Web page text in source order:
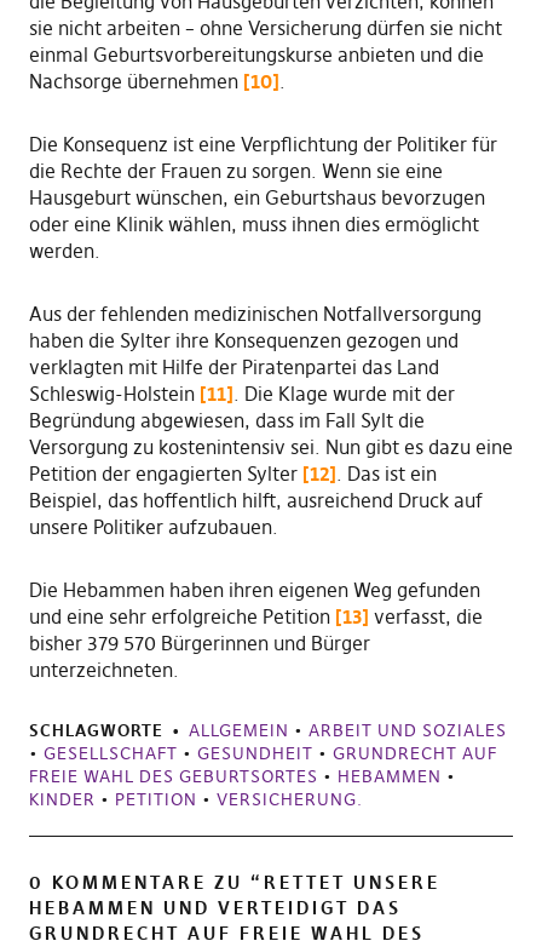
sie nicht arbeiten – ohne Versicherung dürfen sie nicht
einmal Geburtsvorbereitungskurse anbieten und die
Nachsorge übernehmen [10].
Die Konsequenz ist eine Verpflichtung der Politiker für
die Rechte der Frauen zu sorgen. Wenn sie eine
Hausgeburt wünschen, ein Geburtshaus bevorzugen
oder eine Klinik wählen, muss ihnen dies ermöglicht
werden.
Aus der fehlenden medizinischen Notfallversorgung
haben die Sylter ihre Konsequenzen gezogen und
verklagten mit Hilfe der Piratenpartei das Land
Schleswig-Holstein [11]. Die Klage wurde mit der
Begründung abgewiesen, dass im Fall Sylt die
Versorgung zu kostenintensiv sei. Nun gibt es dazu eine
Petition der engagierten Sylter [12]. Das ist ein
Beispiel, das hoffentlich hilft, ausreichend Druck auf
unsere Politiker aufzubauen.
Die Hebammen haben ihren eigenen Weg gefunden
und eine sehr erfolgreiche Petition [13] verfasst, die
bisher 379 570 Bürgerinnen und Bürger
unterzeichneten.
SCHLAGWORTE ALLGEMEIN • ARBEIT UND SOZIALES
• GESELLSCHAFT • GESUNDHEIT • GRUNDRECHT AUF
FREIE WAHL DES GEBURTSORTES • HEBAMMEN •
KINDER • PETITION • VERSICHERUNG.
0 KOMMENTARE ZU “ RETTET UNSERE
HEBAMMEN UND VERTEIDIGT DAS
GRUNDRECHT AUF FREIE WAHL DES